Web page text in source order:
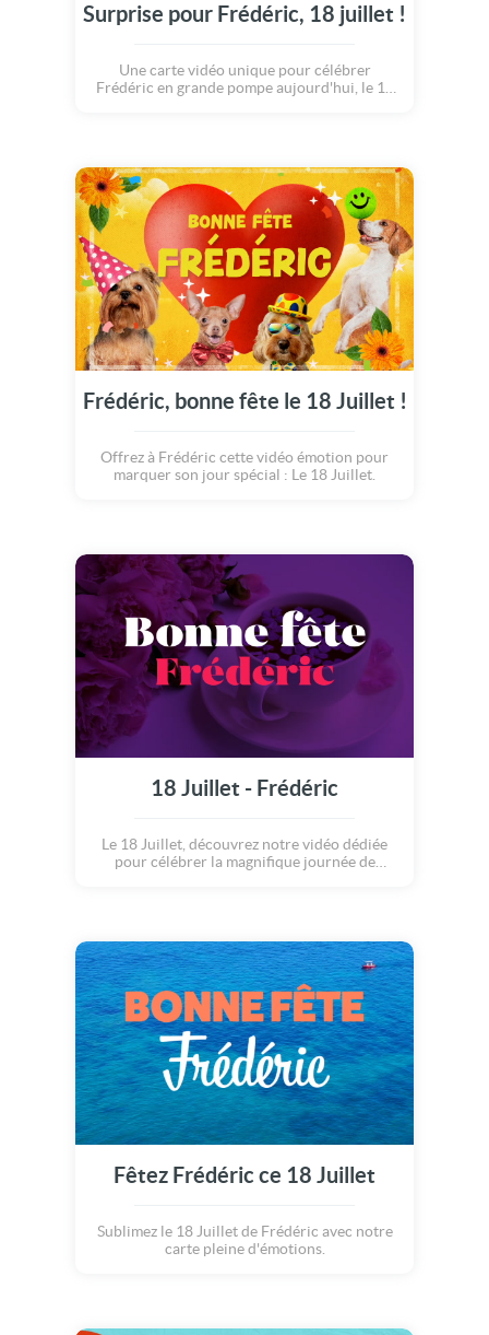
Surprise pour Frédéric, 18 juillet !
Une carte vidéo unique pour célébrer
Frédéric en grande pompe aujourd'hui, le 18
Frédéric, bonne fête le 18 Juillet !
Offrez à Frédéric cette vidéo émotion pour
marquer son jour spécial : Le 18 Juillet.
18 Juillet - Frédéric
Le 18 Juillet, découvrez notre vidéo dédiée
pour célébrer la magnifique journée de
Fêtez Frédéric ce 18 Juillet
Sublimez le 18 Juillet de Frédéric avec notre
carte pleine d'émotions.